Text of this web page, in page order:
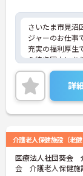
さいたま市見沼
ジャーのお仕事
充実の福利厚生
ら徒歩圏内にあ
の利便性が良く
ご興味ある方に
細をお話致しま
詳
介護老人保健施設（老健
医療法人社団葵会
会 介護老人保健施